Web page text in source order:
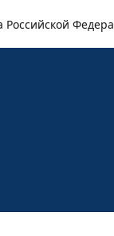
Российской